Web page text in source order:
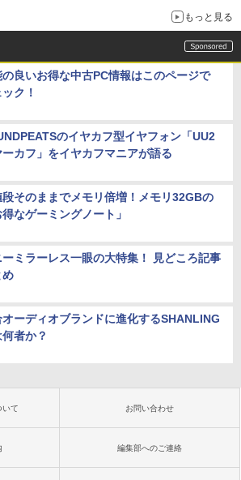
もっと見る
の良いお得な中古PC情報はこのページで
ク！
のイヤカフ型イヤフォン「UU2
ーカフ」をイヤカフマニアが語る
段そのままでメモリ倍増！メモリ32GBの
得なゲーミングノート」
ーミラーレス一眼の大特集！ 見どころ記事
め
オーディオブランドに進化するSHANLING
何者か？
いて お問い合わせ
編集部へのご連絡